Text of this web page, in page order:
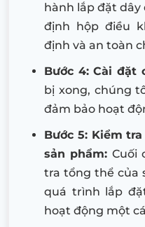
hành lắp đặt dây
định hộp điều
định và an toàn
Bước 4: Cài đặt
bị xong, chúng
đảm bảo hoạt
Bước 5: Kiểm
sản phẩm: Cuối
tra tổng thể của
quá trình lắp
hoạt động một